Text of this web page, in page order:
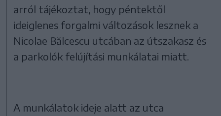
arról tájékoztat, hogy péntektől
ideiglenes forgalmi változások lesznek a
Nicolae Bălcescu utcában az útszakasz és
a parkolók felújítási munkálatai miatt.
A munkálatok ideje alatt az utca